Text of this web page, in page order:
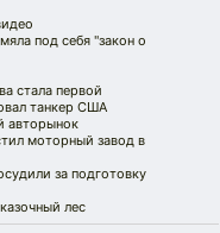
под себя "закон о
стала первой
танкер США
авторынок
моторный завод в
за подготовку
лес